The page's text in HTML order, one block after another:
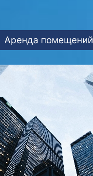
Аренда помещений